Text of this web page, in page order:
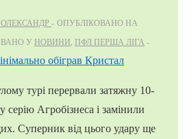
ОПУБЛІКОВАНО НА
У НОВИНИ ПФЛ ПЕРША ЛІГА
турі перервали затяжну 10-
Агробізнеса і замінили
Суперник від цього удару ще